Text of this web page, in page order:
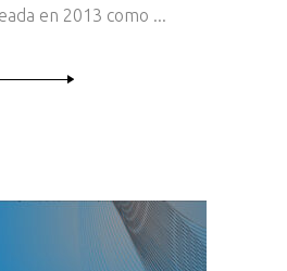
en 2013 como